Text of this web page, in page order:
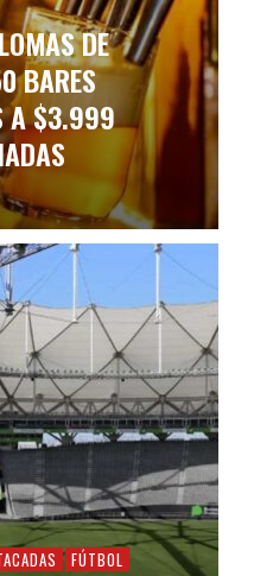
DE
BARES
A $3.999
FÚTBOL